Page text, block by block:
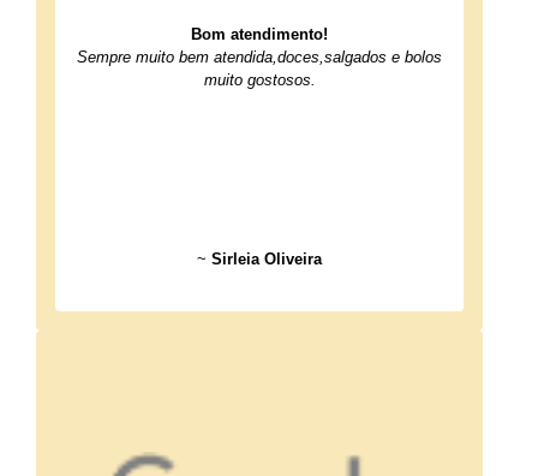
Bom atendimento!
Sempre muito bem atendida,doces,salgados e bolos
muito gostosos.
~ Sirleia Oliveira